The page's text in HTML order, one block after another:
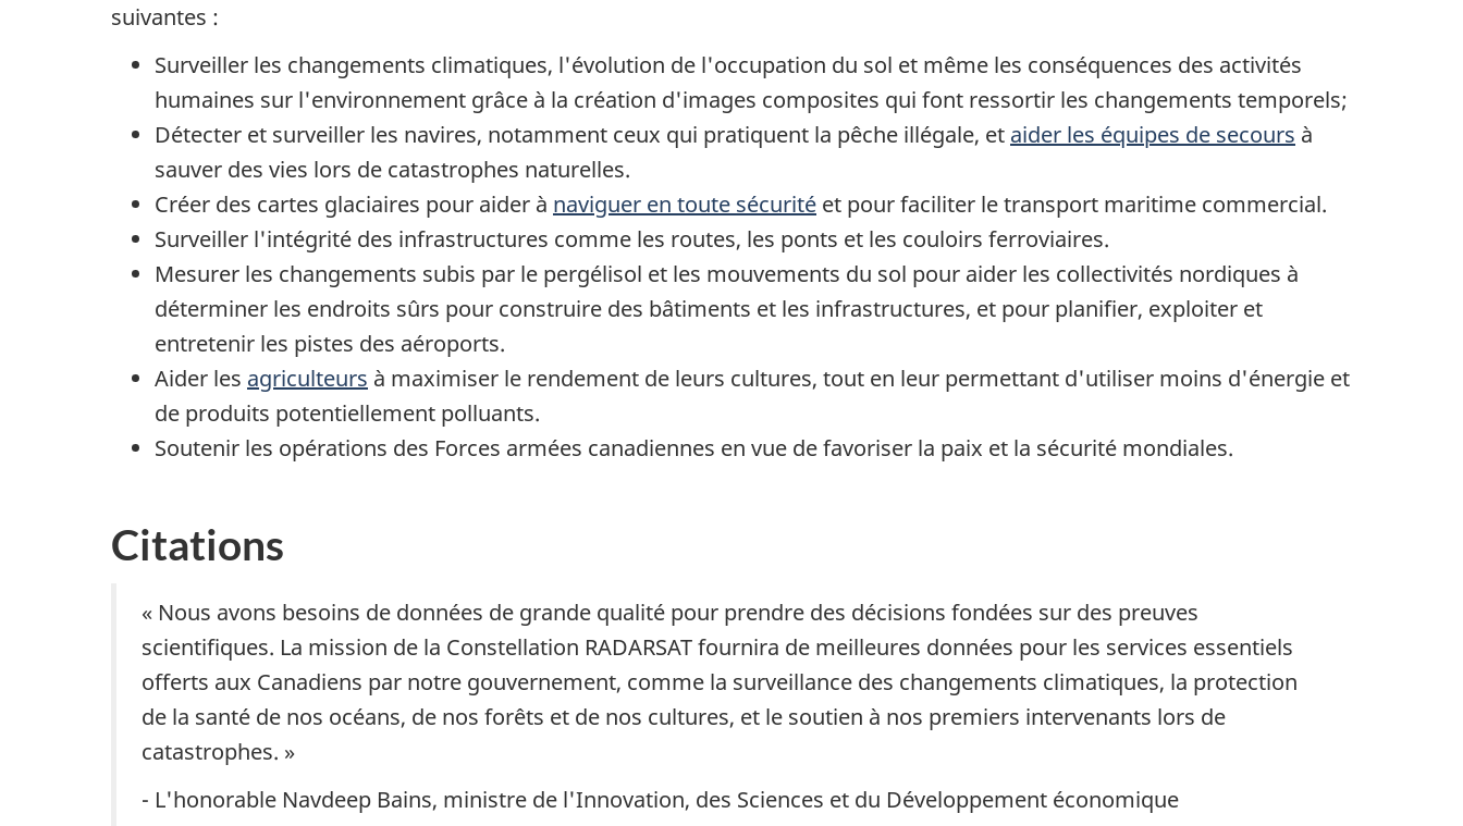
suivantes :
Surveiller les changements climatiques, l'évolution de l'occupation du sol et même les conséquences des activités
humaines sur l'environnement grâce à la création d'images composites qui font ressortir les changements temporels;
Détecter et surveiller les navires, notamment ceux qui pratiquent la pêche illégale, et aider les équipes de secours à
sauver des vies lors de catastrophes naturelles.
Créer des cartes glaciaires pour aider à naviguer en toute sécurité et pour faciliter le transport maritime commercial.
Surveiller l'intégrité des infrastructures comme les routes, les ponts et les couloirs ferroviaires.
Mesurer les changements subis par le pergélisol et les mouvements du sol pour aider les collectivités nordiques à
déterminer les endroits sûrs pour construire des bâtiments et les infrastructures, et pour planifier, exploiter et
entretenir les pistes des aéroports.
Aider les agriculteurs à maximiser le rendement de leurs cultures, tout en leur permettant d'utiliser moins d'énergie et
de produits potentiellement polluants.
Soutenir les opérations des Forces armées canadiennes en vue de favoriser la paix et la sécurité mondiales.
Citations
« Nous avons besoins de données de grande qualité pour prendre des décisions fondées sur des preuves
scientifiques. La mission de la Constellation RADARSAT fournira de meilleures données pour les services essentiels
offerts aux Canadiens par notre gouvernement, comme la surveillance des changements climatiques, la protection
de la santé de nos océans, de nos forêts et de nos cultures, et le soutien à nos premiers intervenants lors de
catastrophes. »
- L'honorable Navdeep Bains, ministre de l'Innovation, des Sciences et du Développement économique